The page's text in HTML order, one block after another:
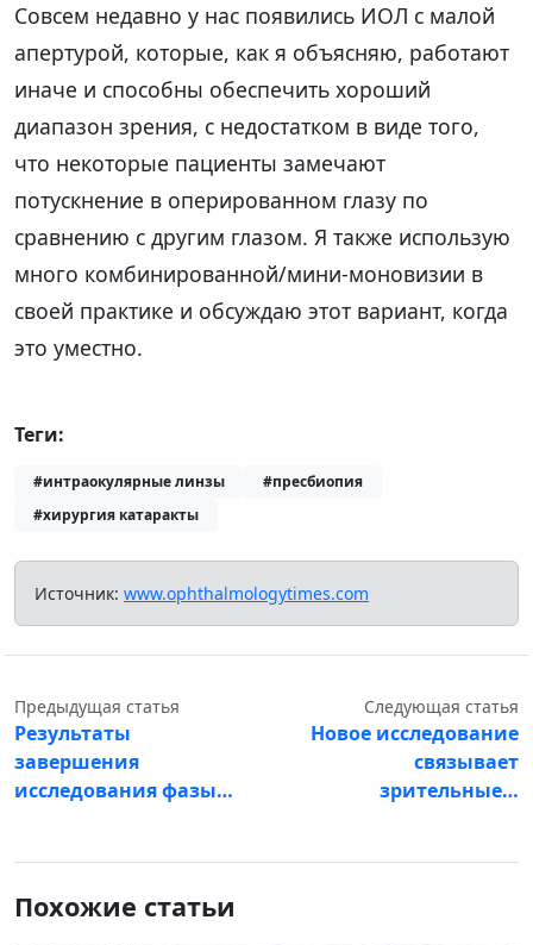
Совсем недавно у нас появились ИОЛ с малой
апертурой, которые, как я объясняю, работают
иначе и способны обеспечить хороший
диапазон зрения, с недостатком в виде того,
что некоторые пациенты замечают
потускнение в оперированном глазу по
сравнению с другим глазом. Я также использую
много комбинированной/мини-моновизии в
своей практике и обсуждаю этот вариант, когда
это уместно.
Теги:
#интраокулярные линзы
#пресбиопия
#хирургия катаракты
Источник: www.ophthalmologytimes.com
Предыдущая статья
Результаты
завершения
исследования фазы…
Следующая статья
Новое исследование
связывает
зрительные…
Похожие статьи